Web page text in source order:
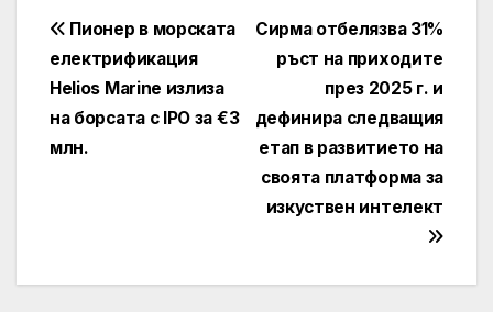
Навигация
Сирма отбелязва 31%
ръст на приходите
през 2025 г. и
дефинира следващия
етап в развитието на
своята платформа за
изкуствен интелект
Пионер в морската
електрификация
Helios Marine излиза
на борсата с IPO за €3
млн.